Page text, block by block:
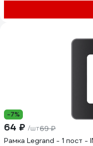
-7%
64 ₽ /шт69 ₽
Рамка Legrand - 1 пост -